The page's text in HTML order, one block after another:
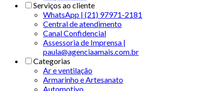
Serviços ao cliente
WhatsApp | (21) 97971-2181
Central de atendimento
Canal Confidencial
Assessoria de Imprensa |
paula@agenciaamais.com.br
Categorias
Ar e ventilação
Armarinho e Artesanato
Automotivo